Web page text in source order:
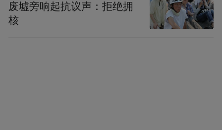
废墟旁响起抗议声：拒绝拥
核